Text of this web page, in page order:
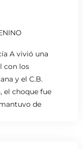
A vivió una
con los
y el C.B.
el choque fue
de